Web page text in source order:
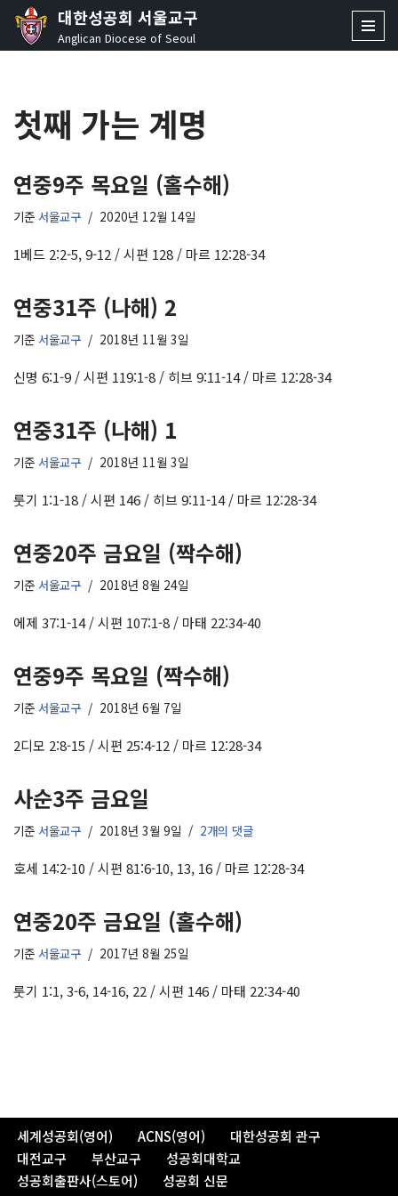
콘
로
건
뛰
기
대한성공회 서울교구
Anglican Diocese of Seoul
첫째 가는 계명
연중9주 목요일 (홀수해)
기준 서울교구 2020년 12월 14일
1베드 2:2-5, 9-12 / 시편 128 / 마르 12:28-34
연중31주 (나해) 2
기준 서울교구 2018년 11월 3일
신명 6:1-9 / 시편 119:1-8 / 히브 9:11-14 / 마르 12:28-34
연중31주 (나해) 1
기준 서울교구 2018년 11월 3일
룻기 1:1-18 / 시편 146 / 히브 9:11-14 / 마르 12:28-34
연중20주 금요일 (짝수해)
기준 서울교구 2018년 8월 24일
에제 37:1-14 / 시편 107:1-8 / 마태 22:34-40
연중9주 목요일 (짝수해)
기준 서울교구 2018년 6월 7일
2디모 2:8-15 / 시편 25:4-12 / 마르 12:28-34
사순3주 금요일
기준 서울교구 2018년 3월 9일 2개의 댓글
호세 14:2-10 / 시편 81:6-10, 13, 16 / 마르 12:28-34
연중20주 금요일 (홀수해)
기준 서울교구 2017년 8월 25일
룻기 1:1, 3-6, 14-16, 22 / 시편 146 / 마태 22:34-40
세계성공회(영어) ACNS(영어)
대한성공회 관구
대전교구
부산교구
성공회대학교
성공회출판사(스토어)
성공회 신문